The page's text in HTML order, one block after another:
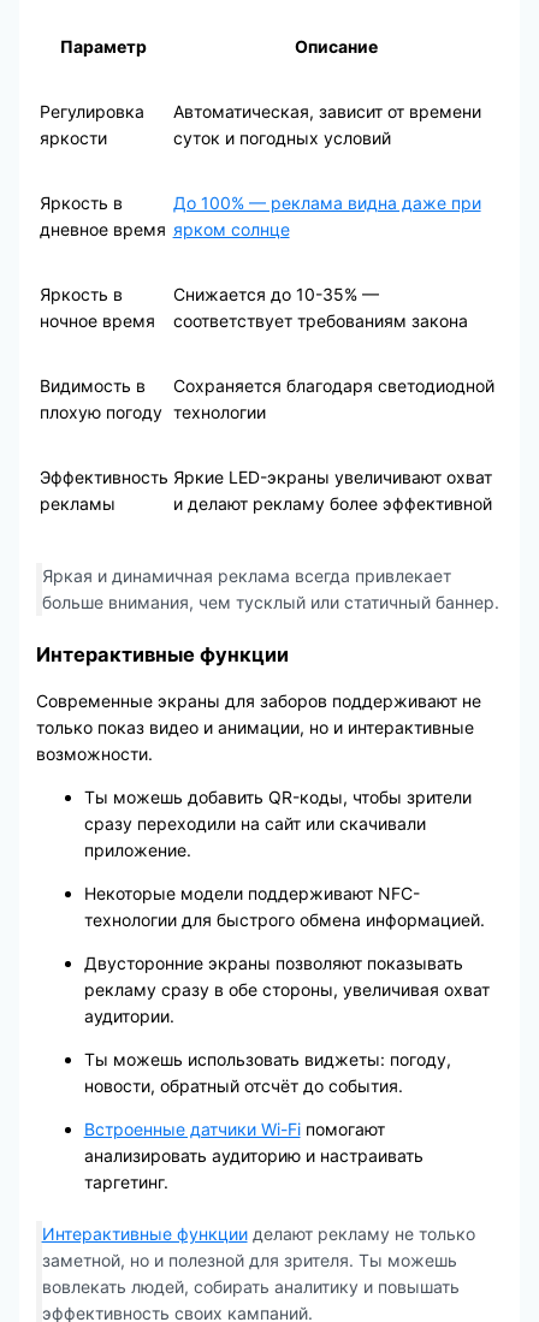
Параметр Описание
Регулировка
яркости
Автоматическая, зависит от времени
суток и погодных условий
Яркость в
дневное время
До 100% — реклама видна даже при
ярком солнце
Яркость в
ночное время
Снижается до 10-35% —
соответствует требованиям закона
Видимость в
плохую погоду
Сохраняется благодаря светодиодной
технологии
Эффективность
рекламы
Яркие LED-экраны увеличивают охват
и делают рекламу более эффективной
Яркая и динамичная реклама всегда привлекает
больше внимания, чем тусклый или статичный баннер.
Интерактивные функции
Современные экраны для заборов поддерживают не
только показ видео и анимации, но и интерактивные
возможности.
Ты можешь добавить QR-коды, чтобы зрители
сразу переходили на сайт или скачивали
приложение.
Некоторые модели поддерживают NFC-
технологии для быстрого обмена информацией.
Двусторонние экраны позволяют показывать
рекламу сразу в обе стороны, увеличивая охват
аудитории.
Ты можешь использовать виджеты: погоду,
новости, обратный отсчёт до события.
Встроенные датчики Wi-Fiпомогают
анализировать аудиторию и настраивать
таргетинг.
Интерактивные функцииделают рекламу не только
заметной, но и полезной для зрителя. Ты можешь
вовлекать людей, собирать аналитику и повышать
эффективность своих кампаний.